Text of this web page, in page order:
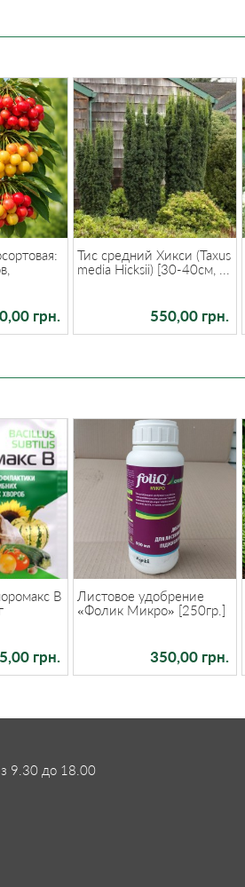
грн.
Тис средний Хикси (Taxus
media Hicksii) [30-40см, ...
550,00 грн.
В
грн.
Листовое удобрение
«Фолик Микро» [250гр.]
350,00 грн.
9.30 до 18.00